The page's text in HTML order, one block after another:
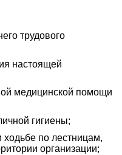
трудового
настоящей
медицинской помощи
гигиены;
ходьбе по лестницам,
организации;